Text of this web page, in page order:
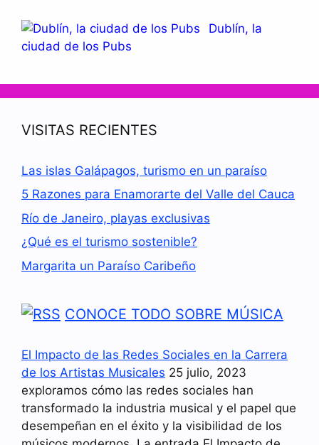
Dublín, la
ciudad de los Pubs
VISITAS RECIENTES
Las islas Galápagos, turismo en un paraíso
5 Razones para Enamorarte del Valle del Cauca
Río de Janeiro, playas exclusivas
¿Qué es el turismo sostenible?
Margarita un Paraíso Caribeño
CONOCE TODO SOBRE MÚSICA
El Impacto de las Redes Sociales en la Carrera
de los Artistas Musicales 25 julio, 2023
exploramos cómo las redes sociales han
transformado la industria musical y el papel que
desempeñan en el éxito y la visibilidad de los